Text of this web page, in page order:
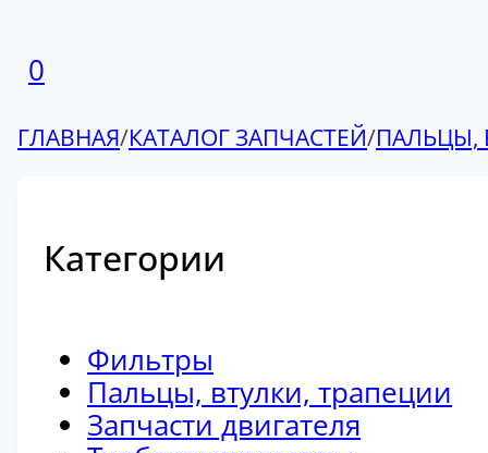
0
ГЛАВНАЯ/КАТАЛОГ ЗАПЧАСТЕЙ/ПАЛЬЦЫ,
Категории
Фильтры
Пальцы, втулки, трапеции
Запчасти двигателя